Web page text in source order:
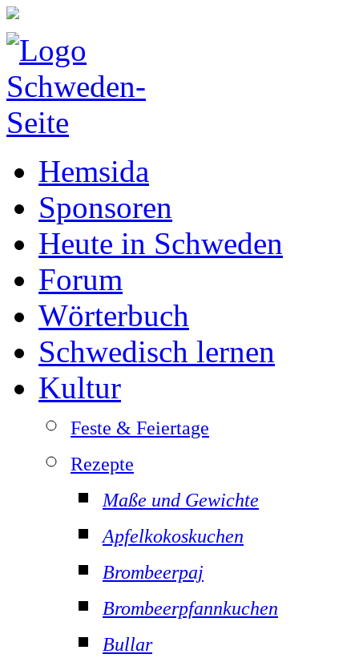
Hemsida
Sponsoren
Heute in Schweden
Forum
Wörterbuch
Schwedisch lernen
Kultur
Feste & Feiertage
Rezepte
Maße und Gewichte
Apfelkokoskuchen
Brombeerpaj
Brombeerpfannkuchen
Bullar